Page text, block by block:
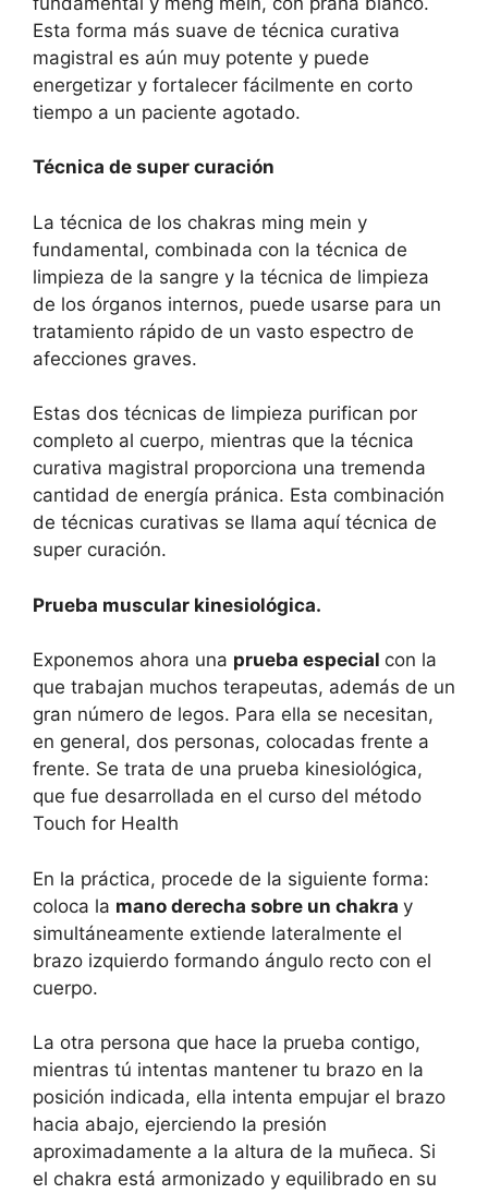
Esta forma más suave de técnica curativa
magistral es aún muy potente y puede
energetizar y fortalecer fácilmente en corto
tiempo a un paciente agotado.
Técnica de super curación
La técnica de los chakras ming mein y
fundamental, combinada con la técnica de
limpieza de la sangre y la técnica de limpieza
de los órganos internos, puede usarse para un
tratamiento rápido de un vasto espectro de
afecciones graves.
Estas dos técnicas de limpieza purifican por
completo al cuerpo, mientras que la técnica
curativa magistral proporciona una tremenda
cantidad de energía pránica. Esta combinación
de técnicas curativas se llama aquí técnica de
super curación.
Prueba muscular kinesiológica.
Exponemos ahora una prueba especial con la
que trabajan muchos terapeutas, además de un
gran número de legos. Para ella se necesitan,
en general, dos personas, colocadas frente a
frente. Se trata de una prueba kinesiológica,
que fue desarrollada en el curso del método
Touch for Health
En la práctica, procede de la siguiente forma:
coloca la mano derecha sobre un chakra y
simultáneamente extiende lateralmente el
brazo izquierdo formando ángulo recto con el
cuerpo.
La otra persona que hace la prueba contigo,
mientras tú intentas mantener tu brazo en la
posición indicada, ella intenta empujar el brazo
hacia abajo, ejerciendo la presión
aproximadamente a la altura de la muñeca. Si
el chakra está armonizado y equilibrado en su